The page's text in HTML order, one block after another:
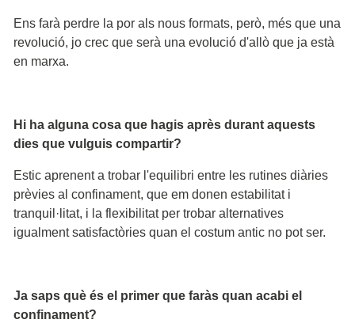
Ens farà perdre la por als nous formats, però, més que una
revolució, jo crec que serà una evolució d'allò que ja està
en marxa.
Hi ha alguna cosa que hagis après durant aquests
dies que vulguis compartir?
Estic aprenent a trobar l'equilibri entre les rutines diàries
prèvies al confinament, que em donen estabilitat i
tranquil·litat, i la flexibilitat per trobar alternatives
igualment satisfactòries quan el costum antic no pot ser.
Ja saps què és el primer que faràs quan acabi el
confinament?